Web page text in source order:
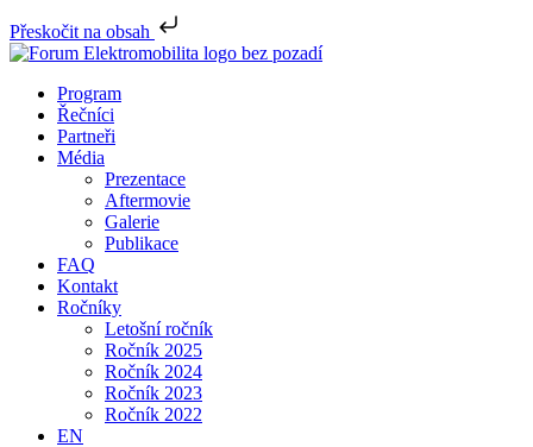
Přeskočit na obsah
Program
Řečníci
Partneři
Média
Prezentace
Aftermovie
Galerie
Publikace
FAQ
Kontakt
Ročníky
Letošní ročník
Ročník 2025
Ročník 2024
Ročník 2023
Ročník 2022
EN